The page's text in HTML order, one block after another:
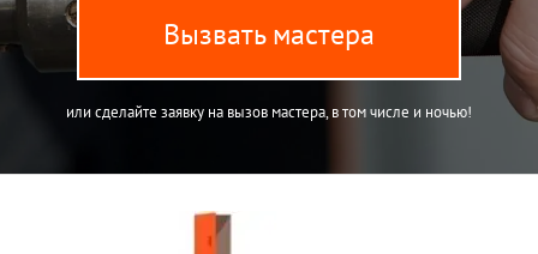
Вызвать мастера
или сделайте заявку на вызов мастера, в том числе и ночью!